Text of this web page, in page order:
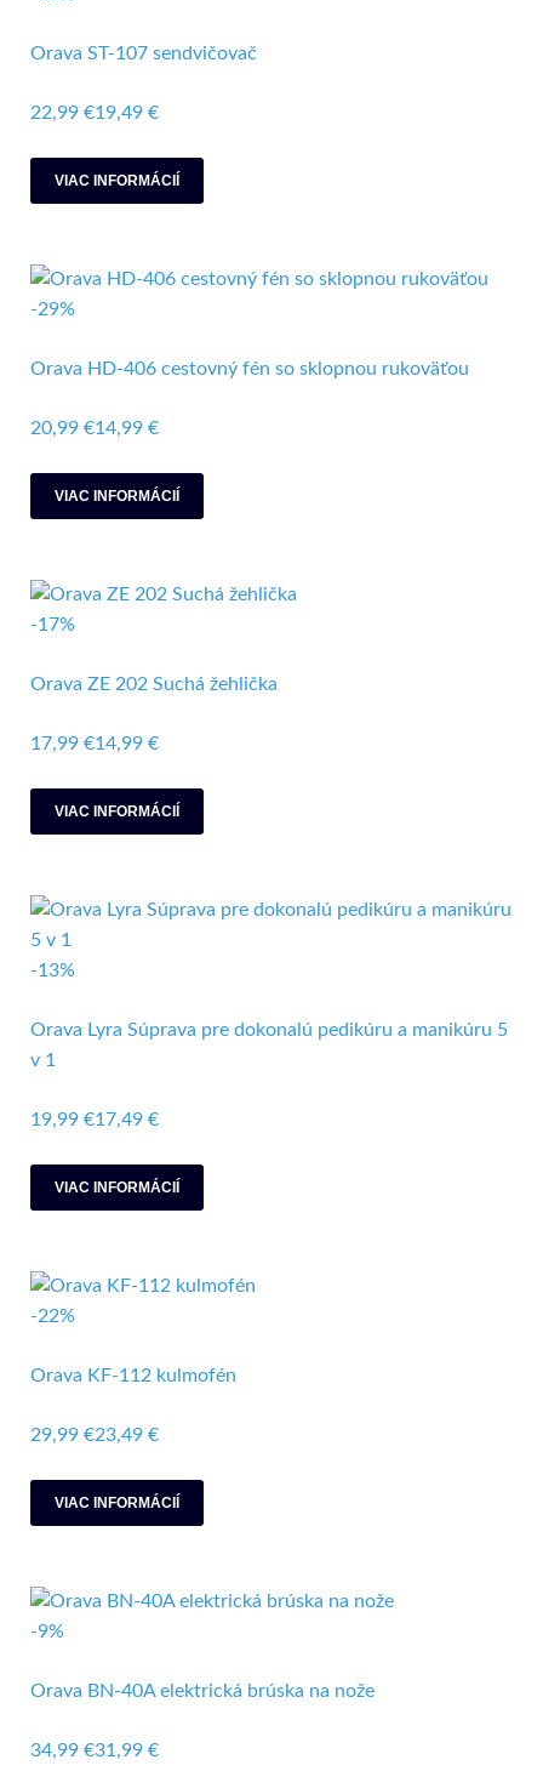
Orava ST-107 sendvičovač
22,99 €19,49 €
VIAC INFORMÁCIÍ
-29%
Orava HD-406 cestovný fén so sklopnou rukoväťou
20,99 €14,99 €
VIAC INFORMÁCIÍ
-17%
Orava ZE 202 Suchá žehlička
17,99 €14,99 €
VIAC INFORMÁCIÍ
-13%
Orava Lyra Súprava pre dokonalú pedikúru a manikúru 5
v 1
19,99 €17,49 €
VIAC INFORMÁCIÍ
-22%
Orava KF-112 kulmofén
29,99 €23,49 €
VIAC INFORMÁCIÍ
-9%
Orava BN-40A elektrická brúska na nože
34,99 €31,99 €